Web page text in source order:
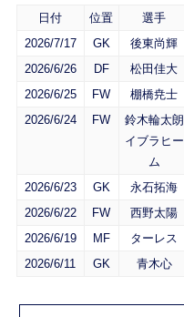
日付 位置 選手
2026/7/17
GK 後東尚輝
2026/6/26
DF 松田佳大
2026/6/25
FW 棚橋尭士
2026/6/24
FW
鈴木輪太朗
イブラヒー
ム
2026/6/23 GK 永石拓海
2026/6/22
FW 西野太陽
2026/6/19
MF ターレス
2026/6/11
GK 青木心